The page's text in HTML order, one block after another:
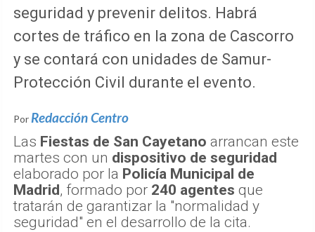
seguridad y prevenir delitos. Habrá
cortes de tráfico en la zona de Cascorro
y se contará con unidades de Samur-
Protección Civil durante el evento.
Por Redacción Centro
Las Fiestas de San Cayetano arrancan este
martes con un dispositivo de seguridad
elaborado por la Policía Municipal de
Madrid, formado por 240 agentes que
tratarán de garantizar la "normalidad y
seguridad" en el desarrollo de la cita.